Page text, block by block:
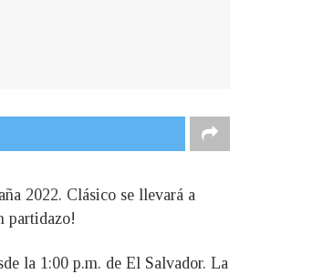
2022. Clásico se llevará a
partidazo!
la 1:00 p.m. de El Salvador. La